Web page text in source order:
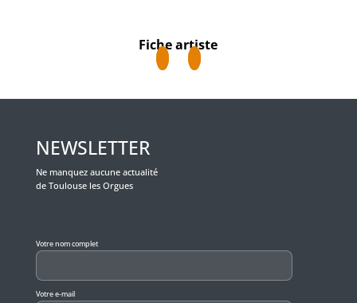
Fiche artiste
NEWSLETTER
Ne manquez aucune actualité
de Toulouse les Orgues
Votre nom complet
Votre e-mail